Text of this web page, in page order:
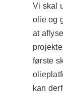
Vi skal
olie og
at
første
kan